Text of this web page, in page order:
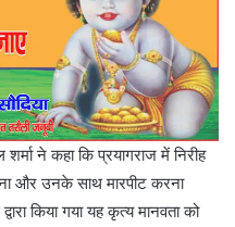
ने कहा कि प्रयागराज में निरीह
और उनके साथ मारपीट करना
किया गया यह कृत्य मानवता को